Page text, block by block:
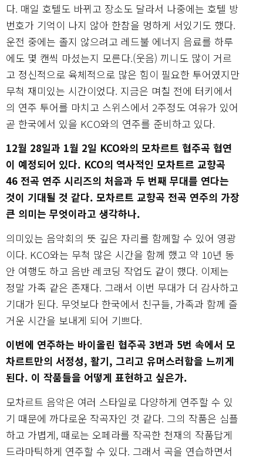
다. 매일 호텔도 바뀌고 장소도 달라서 나중에는 호텔 방
번호가 기억이 나지 않아 한참을 멍하게 서있기도 했다.
운전 중에는 졸지 않으려고 레드불 에너지 음료를 하루
에도 몇 캔씩 마셨는지 모른다.(웃음) 끼니도 많이 거르
고 정신적으로 육체적으로 많은 힘이 필요한 투어였지만
무척 재미있는 시간이었다. 지금은 며칠 전에 터키에서
의 연주 투어를 마치고 스위스에서 2주정도 여유가 있어
곧 한국에서 있을 KCO와의 연주를 준비하고 있다.
12월 28일과 1월 2일 KCO와의 모차르트 협주곡 협연
이 예정되어 있다. KCO의 역사적인 모차트르 교향곡
46 전곡 연주 시리즈의 처음과 두 번째 무대를 연다는
것이 기대될 것 같다. 모차르트 교향곡 전곡 연주의 가장
큰 의미는 무엇이라고 생각하나.
의미있는 음악회의 뜻 깊은 자리를 함께할 수 있어 영광
이다. KCO와는 무척 많은 시간을 함께 했고 약 10년 동
안 여행도 하고 음반 레코딩 작업도 같이 했다. 이제는
정말 가족 같은 존재다. 그래서 이번 무대가 더 감사하고
기대가 된다. 무엇보다 한국에서 친구들, 가족과 함께 즐
거운 시간을 보내게 되어 기쁘다.
이번에 연주하는 바이올린 협주곡 3번과 5번 속에서 모
차르트만의 서정성, 활기, 그리고 유머스러함을 느끼게
된다. 이 작품들을 어떻게 표현하고 싶은가.
모차르트 음악은 여러 스타일로 다양하게 연주할 수 있
기 때문에 까다로운 작곡자인 것 같다. 그의 작품은 심플
하고 가볍게, 때로는 오페라를 작곡한 천재의 작품답게
드라마틱하게 연주할 수 있다. 그래서 곡을 연습하면서